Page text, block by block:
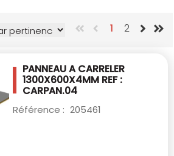
1 2
PANNEAU A CARRELER
1300X600X4MM REF :
CARPAN.04
Référence : 205461